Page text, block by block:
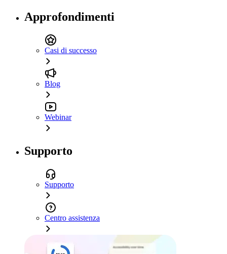
Approfondimenti
Casi di successo
Blog
Webinar
Supporto
Supporto
Centro assistenza